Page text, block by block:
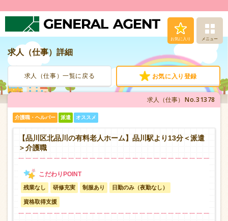
お気に入り メニュー
人材派遣サービス
転職支援サービス
登録から就業まで
お問い合わせ
求人（仕事）詳細
求人（仕事）一覧に戻る お気に入り登録
求人（仕事） No.31378
介護職・ヘルパー 派遣 オススメ
【品川区北品川の有料老人ホーム】品川駅より13分＜派遣
＞介護職
残業なし 研修充実 制服あり 日勤のみ（夜勤なし）
資格取得支援